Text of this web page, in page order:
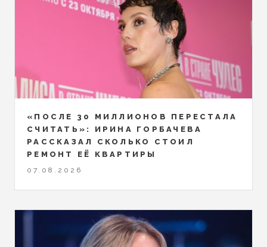
«ПОСЛЕ 30 МИЛЛИОНОВ ПЕРЕСТАЛА
СЧИТАТЬ»: ИРИНА ГОРБАЧЕВА
РАССКАЗАЛ СКОЛЬКО СТОИЛ
РЕМОНТ ЕЁ КВАРТИРЫ
07.08.2026